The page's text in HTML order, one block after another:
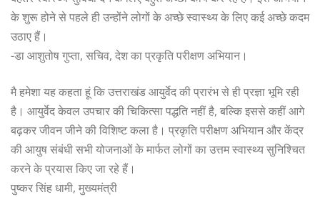
के शुरू होने से पहले ही उन्होंने लोगों के अच्छे स्वास्थ्य के लिए कई अच्छे कदम
उठाए हैं।
-डा आशुतोष गुप्ता, सचिव, देश का प्रकृति परीक्षण अभियान।
मै हमेशा यह कहता हूं कि उत्तराखंड आयुर्वेद की प्रारंभ से ही प्रज्ञा भूमि रही
है। आयुर्वेद केवल उपचार की चिकित्सा पद्धति नहीं है, बल्कि इससे कहीं आगे
बढ़कर जीवन जीने की विशिष्ट कला है। प्रकृति परीक्षण अभियान और केंद्र
की आयुष संबंधी सभी योजनाओं के मार्फत लोगों का उत्तम स्वास्थ्य सुनिश्चित
करने के प्रयास किए जा रहे हैं।
पुष्कर सिंह धामी, मुख्यमंत्री